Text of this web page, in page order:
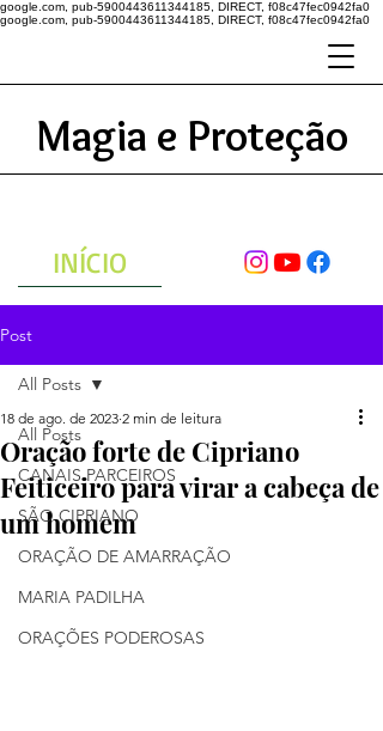
google.com, pub-5900443611344185, DIRECT, f08c47fec0942fa0
google.com, pub-5900443611344185, DIRECT, f08c47fec0942fa0
Magia e Proteção
INÍCIO
Post
All Posts
CANAIS PARCEIROS
SÃO CIPRIANO
ORAÇÃO DE AMARRAÇÃO
MARIA PADILHA
ORAÇÕES PODEROSAS
All Posts
Oração forte de Cipriano
Feiticeiro para virar a cabeça de
um homem
18 de ago. de 2023 2 min de leitura